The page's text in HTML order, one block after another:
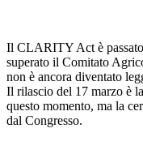
Il CLARITY Act è
superato il Comitato
non è ancora diventato
Il rilascio del 17 marzo è
questo momento, ma la
dal Congresso.